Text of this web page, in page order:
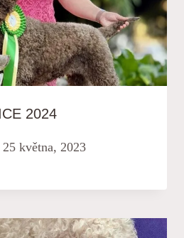
2024
25 května, 2023